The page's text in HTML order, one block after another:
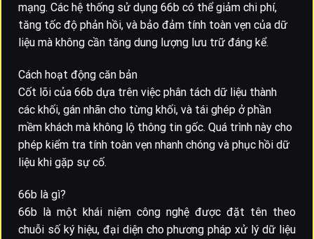
mạng. Các hệ thống sử dụng 66b có thể giảm chi phí,
tăng tốc độ phản hồi, và bảo đảm tính toàn vẹn của dữ
liệu mà không cần tăng dung lượng lưu trữ đáng kể.
Cách hoạt động căn bản
Cốt lõi của 66b dựa trên việc phân tách dữ liệu thành
các khối, gán nhãn cho từng khối, và tái ghép ở phần
mềm khách mà không lộ thông tin gốc. Quá trình này cho
phép kiểm tra tính toàn vẹn nhanh chóng và phục hồi dữ
liệu khi gặp sự cố.
66b là gì?
66b là một khái niệm công nghệ được đặt tên theo
chuỗi số ký hiệu, đại diện cho phương pháp xử lý dữ liệu